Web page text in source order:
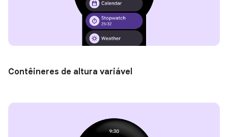
Contêineres de altura variável